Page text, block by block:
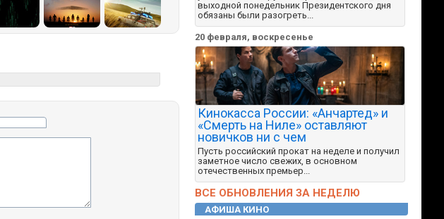
выходной понедельник Президентского дня
обязаны были разогреть...
20 февраля, воскресенье
Кинокасса России: «Анчартед» и
«Смерть на Ниле» оставляют
новичков ни с чем
Пусть российский прокат на неделе и получил
заметное число свежих, в основном
отечественных премьер...
ВСЕ ОБНОВЛЕНИЯ ЗА НЕДЕЛЮ
АФИША КИНО